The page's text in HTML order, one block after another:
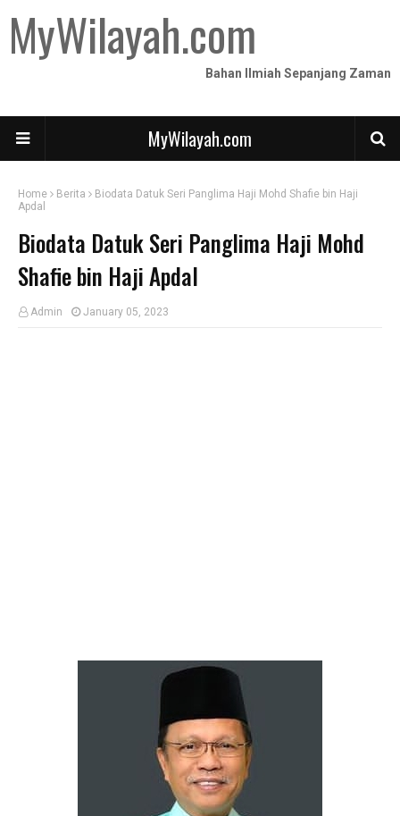
MyWilayah.com
Bahan Ilmiah Sepanjang Zaman
MyWilayah.com
Home Berita
Biodata Datuk Seri Panglima Haji Mohd Shafie bin Haji
Apdal
Biodata Datuk Seri Panglima Haji Mohd
Shafie bin Haji Apdal
Admin January 05, 2023